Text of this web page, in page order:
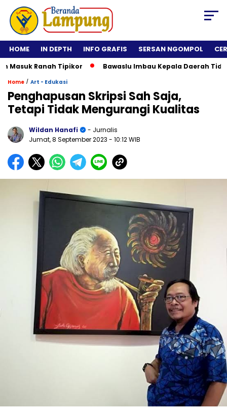
HOME IN DEPTH INFO GRAFIS SERSAN NGOMPOL
Ranah Tipikor Bawaslu Imbau Kepala Daerah Tidak
Home / Art - Edukasi
Penghapusan Skripsi Sah Saja,
Tetapi Tidak Mengurangi Kualitas
Wildan Hanafi
- Jurnalis
Jumat, 8 September 2023 - 10:12 WIB